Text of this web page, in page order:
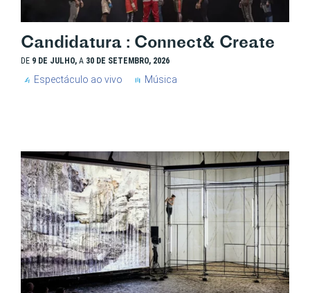
Candidatura : Connect& Create
DE 9 DE JULHO, A 30 DE SETEMBRO, 2026
Espectáculo ao vivo Música